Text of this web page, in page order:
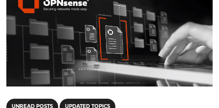
UNREAD POSTS UPDATED TOPICS